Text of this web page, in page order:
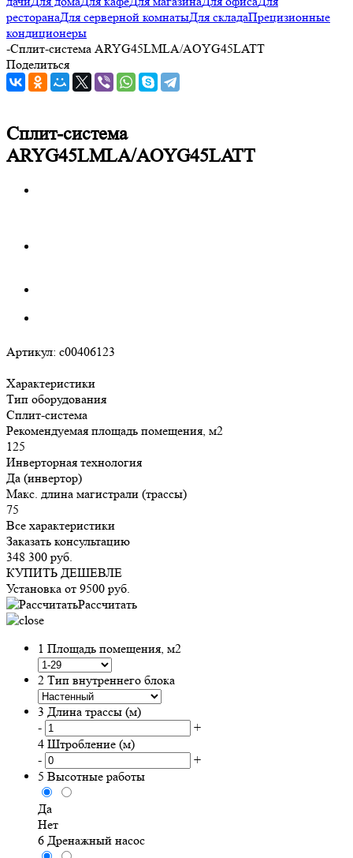
ресторанаДля серверной комнатыДля складаПрецизионные
кондиционеры
-Сплит-система ARYG45LMLA/AOYG45LATT
Поделиться
Сплит-система
ARYG45LMLA/AOYG45LATT
Артикул: c00406123
Характеристики
Тип оборудования
Сплит-система
Рекомендуемая площадь помещения, м2
125
Инверторная технология
Да (инвертор)
Макс. длина магистрали (трассы)
75
Все характеристики
Заказать консультацию
348 300 руб.
КУПИТЬ ДЕШЕВЛЕ
Установка от 9500 руб.
Рассчитать
1 Площадь помещения, м2
2 Тип внутреннего блока
3 Длина трассы (м)
-
+
4 Штробление (м)
-
+
5 Высотные работы
Да
Нет
6 Дренажный насос